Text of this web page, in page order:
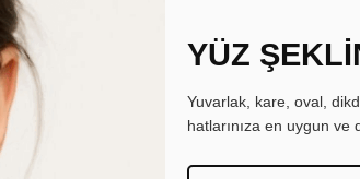
YÜZ
Yuvarlak, kare, oval,
hatlarınıza en uygun